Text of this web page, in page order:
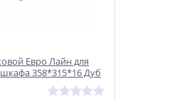
Евро Лайн для
358*315*16 Дуб